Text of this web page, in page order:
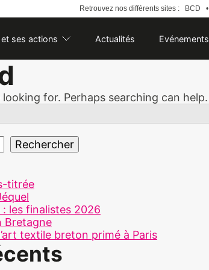
Retrouvez nos différents sites : BCD •
ses actions Actualités Evénements
for. Perhaps searching can help.
Rechercher
titrée
: les finalistes 2026
Bretagne
textile breton primé à Paris